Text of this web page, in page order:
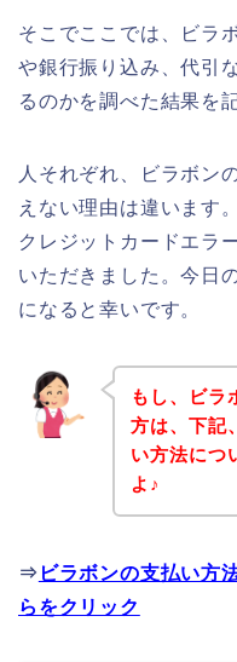
そこでここでは、ビラ
や銀行振り込み、代引
るのかを調べた結果を
人それぞれ、ビラボン
えない理由は違います
クレジットカードエラ
いただきました。今日
になると幸いです。
もし、ビラ
方は、下記
い方法につ
よ♪
⇒ ビラボンの支払い方
らをクリック